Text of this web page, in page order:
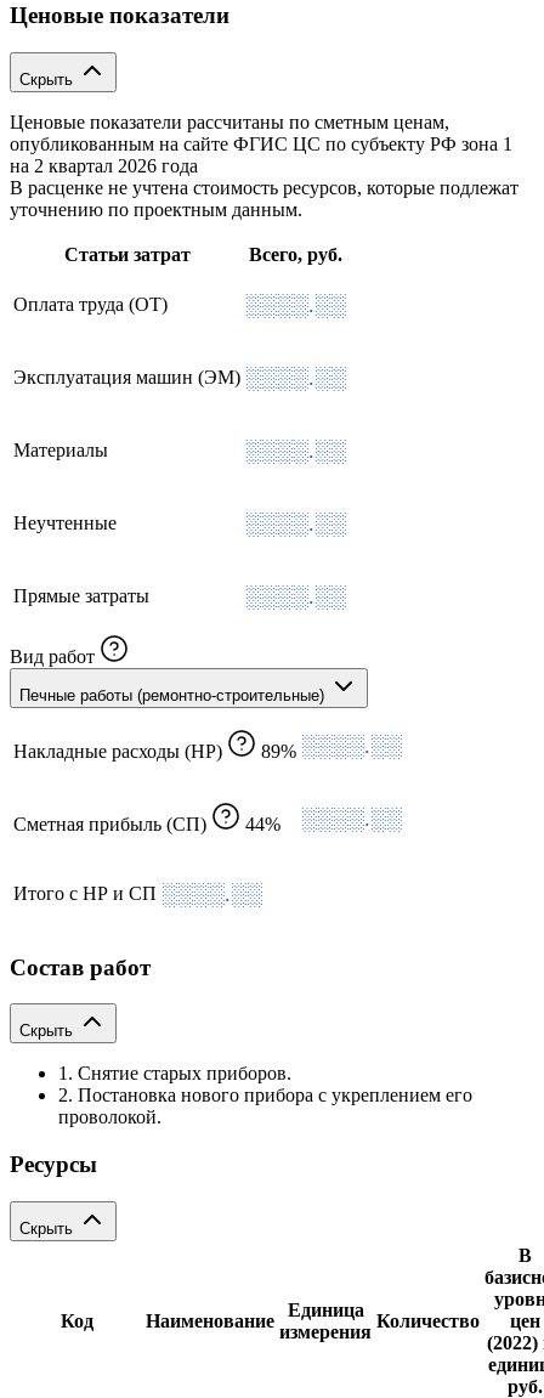
Ценовые показатели
Скрыть
Ценовые показатели рассчитаны по сметным ценам,
опубликованным на сайте ФГИС ЦС по субъекту РФ зона 1
на 2 квартал 2026 года
В расценке не учтена стоимость ресурсов, которые подлежат
уточнению по проектным данным.
Статьи затрат Всего, руб.
Оплата труда (ОТ) ░░░░.░░
Эксплуатация машин (ЭМ) ░░░░.░░
Материалы ░░░░.░░
Неучтенные ░░░░.░░
Прямые затраты ░░░░.░░
Вид работ
Печные работы (ремонтно-строительные)
Накладные расходы (НР) 89% ░░░░.░░
Сметная прибыль (СП) 44% ░░░░.░░
Итого с НР и СП ░░░░.░░
Состав работ
Скрыть
1. Снятие старых приборов.
2. Постановка нового прибора с укреплением его
проволокой.
Ресурсы
Скрыть
Код Наименование
Единица
измерения
Количество
В
цен
(2022)
руб.